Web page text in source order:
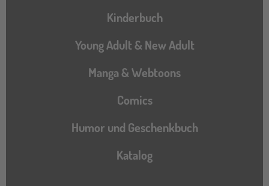
Hauptnavigation
Kinderbuch
Young Adult & New Adult
Manga & Webtoons
Comics
Humor und Geschenkbuch
Katalog
Katalog